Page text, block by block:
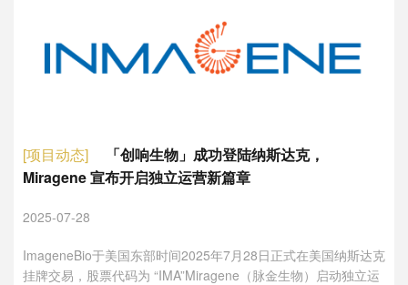
[项目动态]
「创响生物」成功登陆纳斯达克，
Miragene 宣布开启独立运营新篇章
2025-07-28
ImageneBio于美国东部时间2025年7月28日正式在美国纳斯达克
挂牌交易，股票代码为 “IMA”Miragene（脉金生物）启动独立运